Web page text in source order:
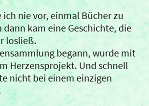
nie vor, einmal Bücher zu
dann kam eine Geschichte, die
losließ.
begann, wurde mit
Herzensprojekt. Und schnell
nicht bei einem einzigen